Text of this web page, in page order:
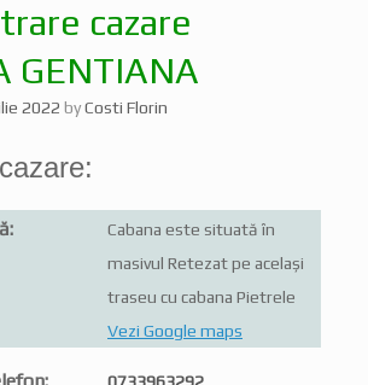
cazare
GENTIANA
2022 byCosti Florin
Cabana este situată în
masivul Retezat pe același
traseu cu cabana Pietrele
Vezi Google maps